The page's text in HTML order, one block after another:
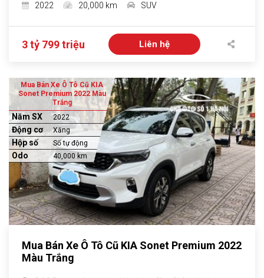
2022
20,000 km SUV
3 tỷ 799 triệu Liên hệ
Mua Bán Xe Ô Tô Cũ KIA
Sonet Premium 2022 Màu
Trắng
Năm SX 2022
Động cơ Xăng
Hộp số Số tự động
Odo 40,000 km
Mua Bán Xe Ô Tô Cũ KIA Sonet Premium 2022
Màu Trắng